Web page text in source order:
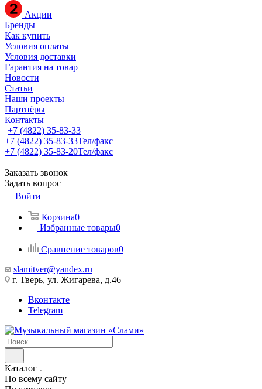
Акции
Бренды
Как купить
Условия оплаты
Условия доставки
Гарантия на товар
Новости
Статьи
Наши проекты
Партнёры
Контакты
+7 (4822) 35-83-33
+7 (4822) 35-83-33Тел/факс
+7 (4822) 35-83-20Тел/факс
Заказать звонок
Задать вопрос
Войти
Корзина0
Избранные товары0
Сравнение товаров0
slamitver@yandex.ru
г. Тверь, ул. Жигарева, д.46
Вконтакте
Telegram
Каталог
По всему сайту